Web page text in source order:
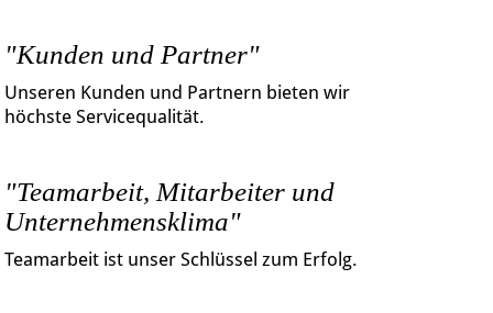
"Kunden und Partner"
Unseren Kunden und Partnern bieten wir
höchste Servicequalität.
"Teamarbeit, Mitarbeiter und
Unternehmensklima"
Teamarbeit ist unser Schlüssel zum Erfolg.